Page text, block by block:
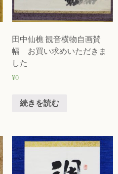
田中仙樵 観音横物自画賛
幅 お買い求めいただきま
した
¥0
続きを読む